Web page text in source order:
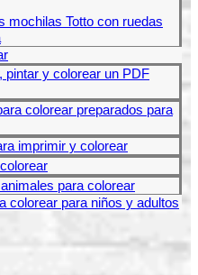
mochilas Totto con ruedas
pintar y colorear un PDF
colorear preparados para
imprimir y colorear
para colorear
colorear para niños y adultos